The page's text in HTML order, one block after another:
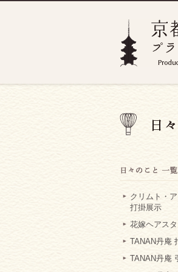
クリムト・
打掛展示
花嫁ヘアス
TANAN丹庵
TANAN丹庵